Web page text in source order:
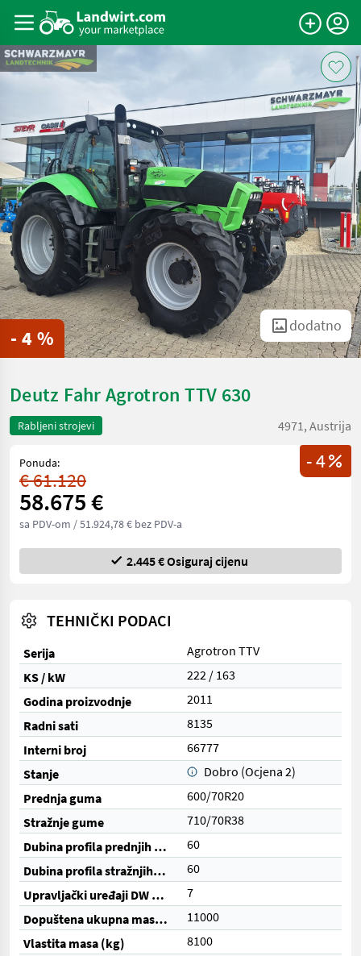
- 4 %
dodatno
Deutz Fahr Agrotron TTV 630
Rabljeni strojevi 4971, Austrija
- 4
Ponuda:
€ 61.120
58.675 €
sa PDV-om / 51.924,78 € bez PDV-a
2.445 € Osiguraj cijenu
TEHNIČKI PODACI
Serija
Agrotron TTV
KS / kW
222 / 163
Godina proizvodnje
2011
Radni sati
8135
Interni broj
66777
Stanje
Dobro (Ocjena 2)
Prednja guma
600/70R20
Stražnje gume
710/70R38
Dubina profila prednjih guma (%)
60
Dubina profila stražnjih guma (%)
60
Upravljački uređaji DW (ukupno)
7
Dopuštena ukupna masa (kg)
11000
Vlastita masa (kg)
8100